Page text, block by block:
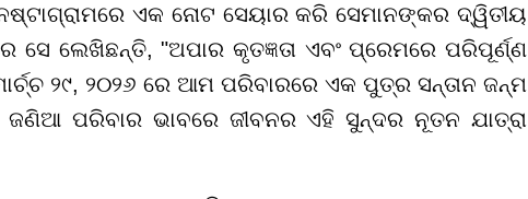
ଏକ ନୋଟ ସେୟାର କରି ସେମାନଙ୍କର ଦ୍ୱିତୀୟ
ଲେଖିଛନ୍ତି, "ଅପାର କୃତଜ୍ଞତା ଏବଂ ପ୍ରେମରେ ପରିପୂର୍ଣ୍ଣ
୨୯, ୨୦୨୬ ରେ ଆମ ପରିବାରରେ ଏକ ପୁତ୍ର ସନ୍ତାନ ଜନ୍ମ
ପରିବାର ଭାବରେ ଜୀବନର ଏହି ସୁନ୍ଦର ନୂତନ ଯାତ୍ରା